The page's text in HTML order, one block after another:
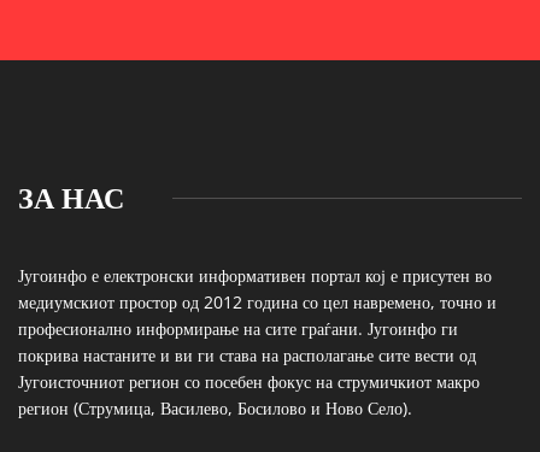
ЗА НАС
Југоинфо е електронски информативен портал кој е присутен во
медиумскиот простор од 2012 година со цел навремено, точно и
професионално информирање на сите граѓани. Југоинфо ги
покрива настаните и ви ги става на располагање сите вести од
Југоисточниот регион со посебен фокус на струмичкиот макро
регион (Струмица, Василево, Босилово и Ново Село).